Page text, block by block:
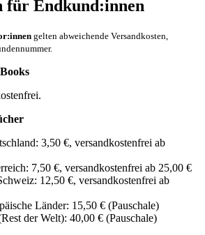
für Endkund:innen
gelten abweichende Versandkosten,
3,50 €, versandkostenfrei ab
7,50 €, versandkostenfrei ab 25,00 €
12,50 €, versandkostenfrei ab
Länder: 15,50 € (Pauschale)
der Welt): 40,00 € (Pauschale)